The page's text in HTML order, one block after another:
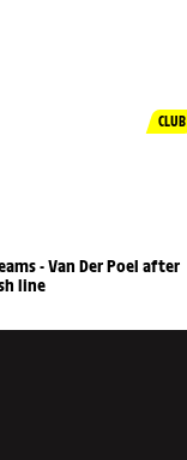
CLUB
- Van Der Poel after
line